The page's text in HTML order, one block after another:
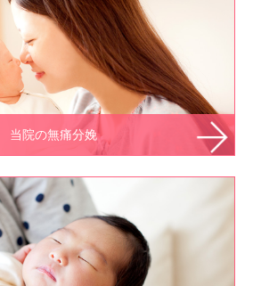
当院の無痛分娩